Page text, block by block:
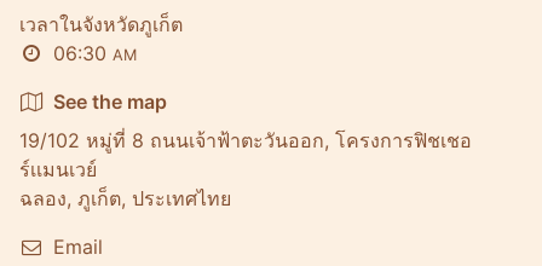
เวลาในจังหวัดภูเก็ต
06:30 AM
See the map
19/102 หมู่ที่ 8 ถนนเจ้าฟ้าตะวันออก, โครงการฟิชเชอ
ร์เเมนเวย์
ฉลอง, ภูเก็ต, ประเทศไทย
Email